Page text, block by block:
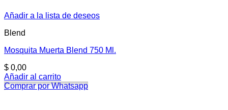
Añadir a la lista de deseos
Blend
Mosquita Muerta Blend 750 Ml.
$ 0,00
Añadir al carrito
Comprar por Whatsapp